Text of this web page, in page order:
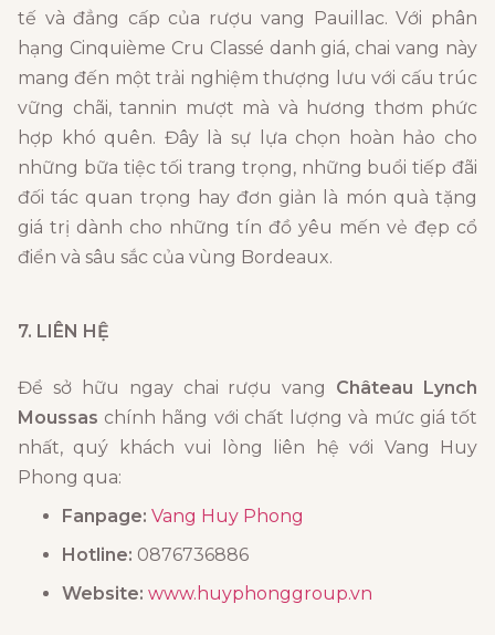
tế và đẳng cấp của rượu vang Pauillac. Với phân
hạng Cinquième Cru Classé danh giá, chai vang này
mang đến một trải nghiệm thượng lưu với cấu trúc
vững chãi, tannin mượt mà và hương thơm phức
hợp khó quên. Đây là sự lựa chọn hoàn hảo cho
những bữa tiệc tối trang trọng, những buổi tiếp đãi
đối tác quan trọng hay đơn giản là món quà tặng
giá trị dành cho những tín đồ yêu mến vẻ đẹp cổ
điển và sâu sắc của vùng Bordeaux.
7. LIÊN HỆ
Để sở hữu ngay chai rượu vang Château Lynch
Moussas chính hãng với chất lượng và mức giá tốt
nhất, quý khách vui lòng liên hệ với Vang Huy
Phong qua:
Fanpage: Vang Huy Phong
Hotline: 0876736886
Website: www.huyphonggroup.vn